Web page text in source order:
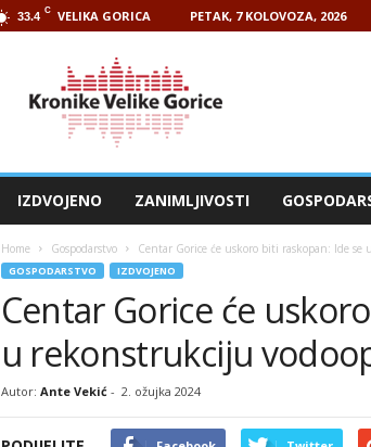
33.4 C VELIKA GORICA PETAK, 7 KOLOVOZA, 2026
IZDVOJENO ZANIMLJIVOSTI
Home Gospodarstvo Centar Gorice će uskoro biti raskopan: Ide
GOSPODARSTVO IZDVOJENO
Centar Gorice će
u rekonstrukciju
Autor: Ante Vekić- 2. ožujka 2024